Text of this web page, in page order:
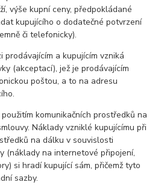
výše kupní ceny, předpokládané
kupujícího o dodatečné potvrzení
či telefonicky).
a kupujícím vzniká
(akceptací), jež je prodávajícím
poštou, a to na adresu
komunikačních prostředků na
Náklady vzniklé kupujícímu při
na dálku v souvislosti
(náklady na internetové připojení,
si hradí kupující sám, přičemž tyto
sazby.